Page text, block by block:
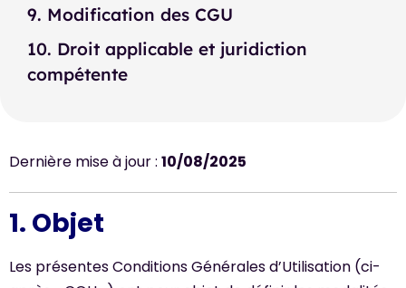
9. Modification des CGU
10. Droit applicable et juridiction
compétente
Dernière mise à jour : 10/08/2025
1. Objet
Les présentes Conditions Générales d’Utilisation (ci-